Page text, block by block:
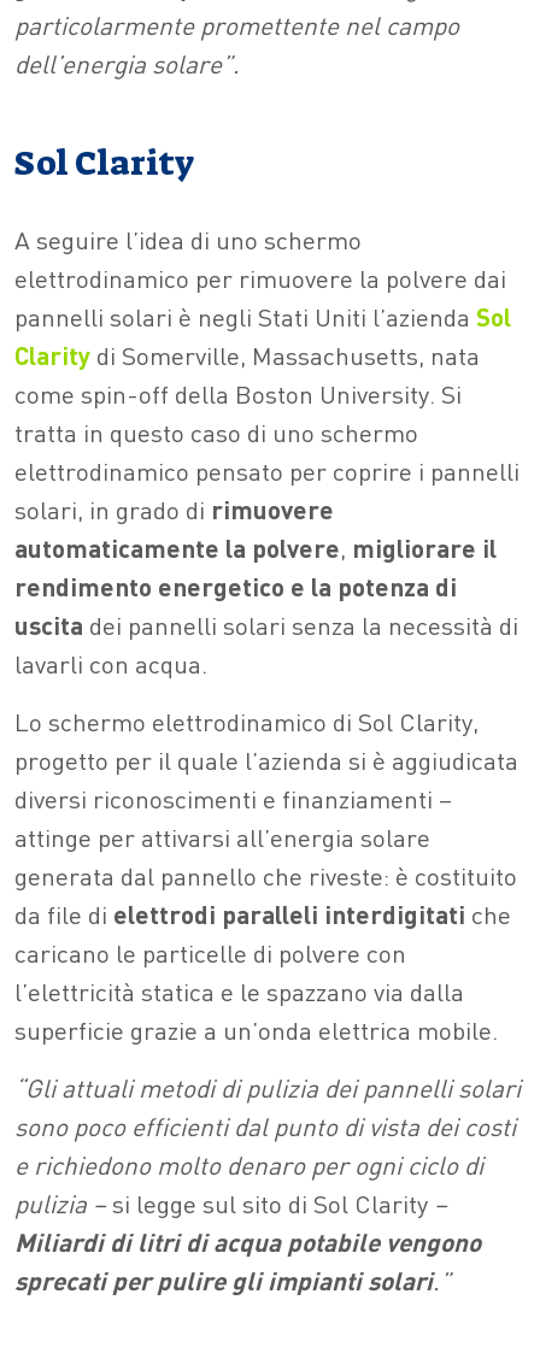
particolarmente promettente nel campo
dell’energia solare”.
Sol Clarity
A seguire l’idea di uno schermo
elettrodinamico per rimuovere la polvere dai
pannelli solari è negli Stati Uniti l’azienda Sol
Clarity di Somerville, Massachusetts, nata
come spin-off della Boston University. Si
tratta in questo caso di uno schermo
elettrodinamico pensato per coprire i pannelli
solari, in grado di rimuovere
automaticamente la polvere, migliorare il
rendimento energetico e la potenza di
uscita dei pannelli solari senza la necessità di
lavarli con acqua.
Lo schermo elettrodinamico di Sol Clarity,
progetto per il quale l’azienda si è aggiudicata
diversi riconoscimenti e finanziamenti –
attinge per attivarsi all’energia solare
generata dal pannello che riveste: è costituito
da file di elettrodi paralleli interdigitati che
caricano le particelle di polvere con
l’elettricità statica e le spazzano via dalla
superficie grazie a un’onda elettrica mobile.
“Gli attuali metodi di pulizia dei pannelli solari
sono poco efficienti dal punto di vista dei costi
e richiedono molto denaro per ogni ciclo di
pulizia –si legge sul sito di Sol Clarity –
Miliardi di litri di acqua potabile vengono
sprecati per pulire gli impianti solari.”